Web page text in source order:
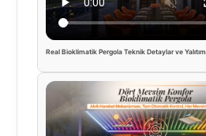
Real Bioklimatik Pergola Teknik Detaylar ve Yalıtım